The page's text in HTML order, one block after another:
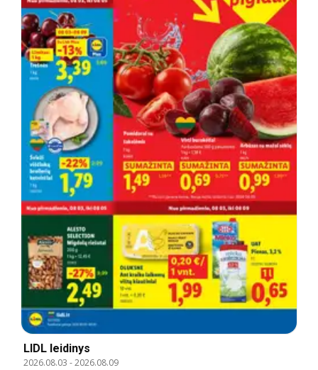
LIDL leidinys
2026.08.03 -2026.08.09